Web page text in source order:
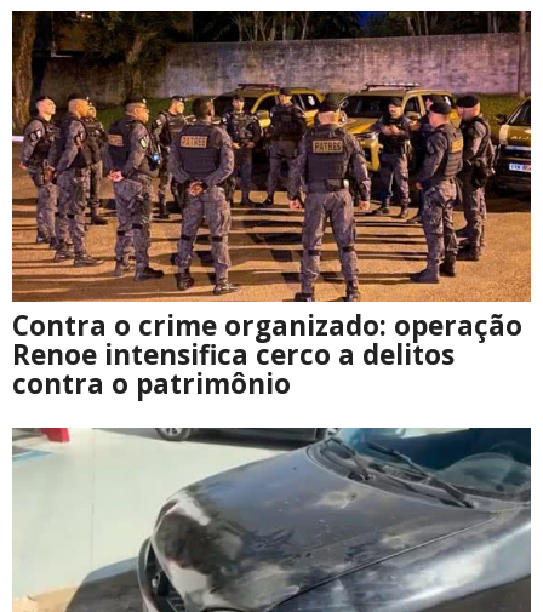
Contra o crime organizado: operação
Renoe intensifica cerco a delitos
contra o patrimônio